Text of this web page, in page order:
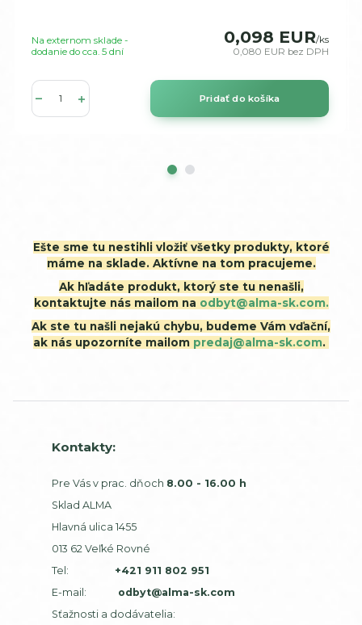
0,098 EUR/ks
0,080 EUR bez DPH
Na externom sklade -
dodanie do cca. 5 dní
Pridať do košíka
Ešte sme tu nestihli vložiť všetky produkty, ktoré
máme na sklade. Aktívne na tom pracujeme.
Ak hľadáte produkt, ktorý ste tu nenašli,
kontaktujte nás mailom na odbyt@alma-sk.com.
Ak ste tu našli nejakú chybu, budeme Vám vďační,
ak nás upozorníte mailom predaj@alma-sk.com.
Kontakty:
Pre Vás v prac. dňoch 8.00 - 16.00 h
Sklad ALMA
Hlavná ulica 1455
013 62 Veľké Rovné
Tel:
+421 911 802 951
E-mail: odbyt@alma-sk.com
Sťažnosti a dodávatelia: